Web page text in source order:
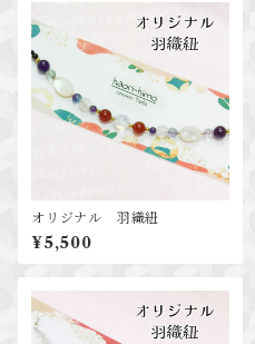
オリジナル 羽織紐
¥5,500